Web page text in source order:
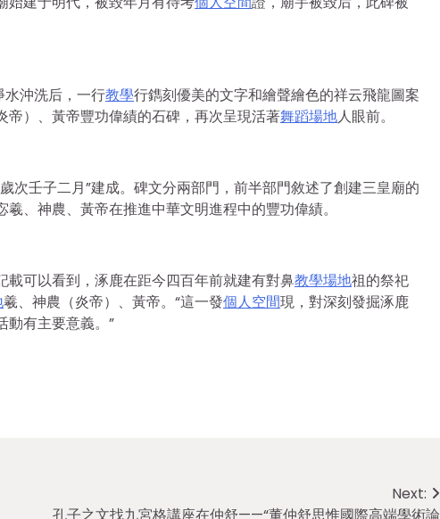
水沖洗后，一行教學行鐫刻優美的文字和繪聲繪色的祥云飛龍圖案
）、黃帝豐功偉績的石碑，再次呈現活著舞蹈場地人眼前。
次壬子二月”建成。碑文分兩部門，前半部門敘述了創建三皇廟的
羲、神農、黃帝在推進中華文明進程中的豐功偉績。
可以看到，涿鹿在距今四百年前就建有對鼻教學場地祖的祭祀
羲、神農（炎帝）、黃帝。“這一發個人空間現，對深刻發掘涿鹿
動有主要意義。”
Next: